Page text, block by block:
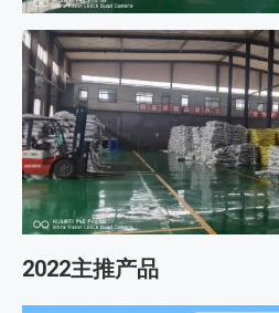
2022主推产品